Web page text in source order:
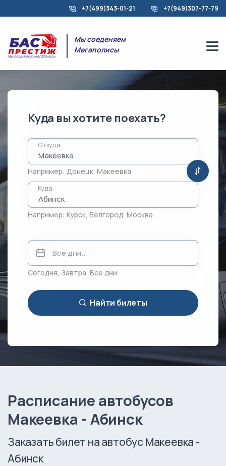
+7(499)343-01-21 +7(949)307-77-79
Мы соеденяем
Мегаполисы
Куда вы хотите поехать?
Откуда
Например: Донецк, Макеевка
Куда
Например: Курск, Белгород, Москва
Сегодня, Завтра, Все дни
Найти билеты
Расписание автобусов
Макеевка - Абинск
Заказать билет на автобус Макеевка -
Абинск